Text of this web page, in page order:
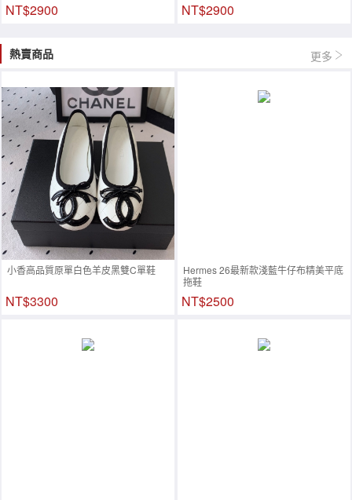
NT$2900 NT$2900
熱賣商品 更多
小香高品質原單白色羊皮黑雙C單鞋
NT$3300
Hermes 26最新款淺藍牛仔布精美平底
拖鞋
NT$2500